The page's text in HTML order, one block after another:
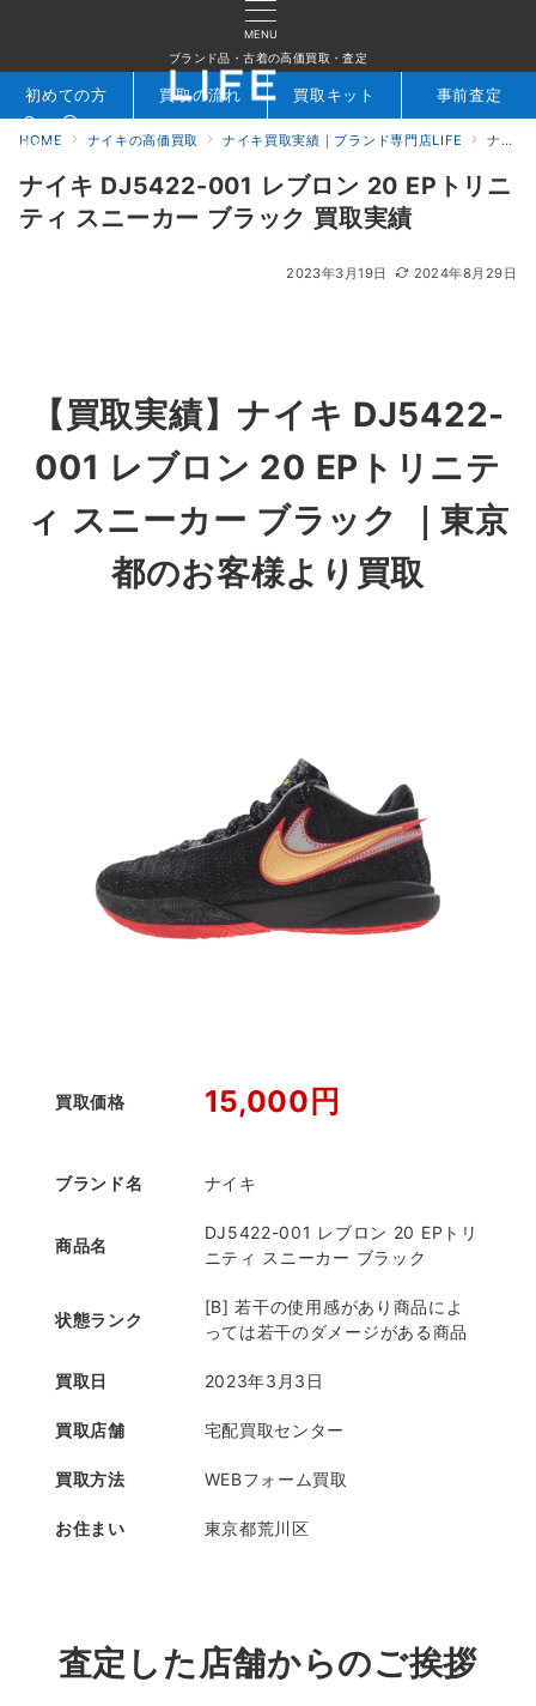
MENU
ブランド品・古着の高価買取・査定
検索 お問合せ
初めての方 買取の流れ 買取キット 事前査定
HOME ナイキの高価買取 ナイキ買取実績｜ブランド専門店LIFE ナイキ DJ5422-001 レブロン 20 EPトリニティ スニーカー ブラック 買取実績
ナイキ DJ5422-001 レブロン 20 EPトリニ
ティ スニーカー ブラック 買取実績
2023年3月19日 2024年8月29日
【買取実績】ナイキ DJ5422-
001 レブロン 20 EPトリニテ
ィ スニーカー ブラック
｜東京
都のお客様より買取
買取価格 15,000円
ブランド名 ナイキ
商品名
DJ5422-001 レブロン 20 EPトリ
ニティ スニーカー ブラック
状態ランク
[B] 若干の使用感があり商品によ
っては若干のダメージがある商品
買取日 2023年3月3日
買取店舗 宅配買取センター
買取方法 WEBフォーム買取
お住まい 東京都荒川区
査定した店舗からのご挨拶